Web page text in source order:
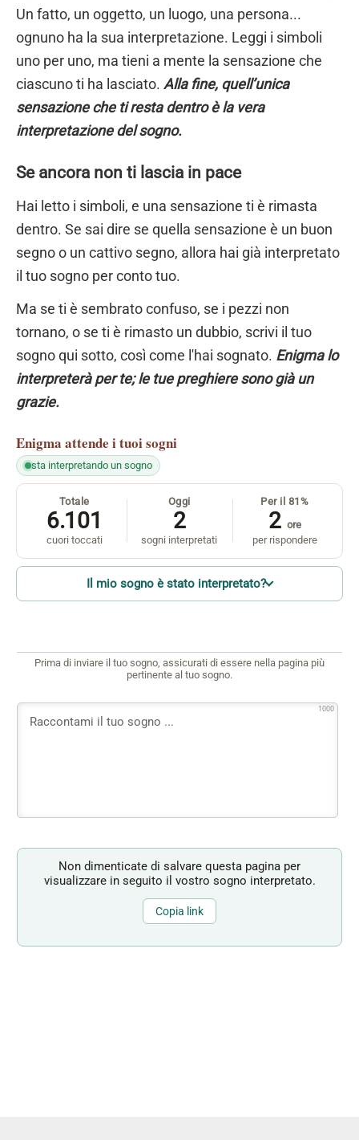
Un fatto, un oggetto, un luogo, una persona...
ognuno ha la sua interpretazione. Leggi i simboli
uno per uno, ma tieni a mente la sensazione che
ciascuno ti ha lasciato. Alla fine, quell’unica
sensazione che ti resta dentro è la vera
interpretazione del sogno.
Se ancora non ti lascia in pace
Hai letto i simboli, e una sensazione ti è rimasta
dentro. Se sai dire se quella sensazione è un buon
segno o un cattivo segno, allora hai già interpretato
il tuo sogno per conto tuo.
Ma se ti è sembrato confuso, se i pezzi non
tornano, o se ti è rimasto un dubbio, scrivi il tuo
sogno qui sotto, così come l'hai sognato. Enigma lo
interpreterà per te; le tue preghiere sono già un
grazie.
Enigma attende i tuoi sogni
sta interpretando un sogno
Totale
6.101
cuori toccati
Oggi
2
sogni interpretati
Per il 81%
2 ore
per rispondere
Il mio sogno è stato interpretato?
Prima di inviare il tuo sogno, assicurati di essere nella pagina più
pertinente al tuo sogno.
1000
Non dimenticate di salvare questa pagina per
visualizzare in seguito il vostro sogno interpretato.
Copia link